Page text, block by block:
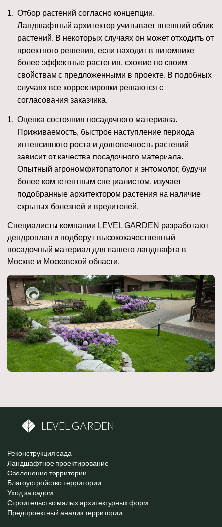
Отбор растений согласно концепции.
Ландшафтный архитектор учитывает внешний облик
растений. В некоторых случаях он может отходить от
проектного решения, если находит в питомнике
более эффектные растения. схожие по своим
свойствам с предложенными в проекте. В подобных
случаях все корректировки решаются с
согласования заказчика.
Оценка состояния посадочного материала.
Приживаемость, быстрое наступление периода
интенсивного роста и долговечность растений
зависит от качества посадочного материала.
Опытный агрономфитопатолог и энтомолог, будучи
более компетентным специалистом, изучает
подобранные архитектором растения на наличие
скрытых болезней и вредителей.
Специалисты компании LEVEL GARDEN разработают
дендроплан и подберут высококачественный
посадочный материал для вашего ландшафта в
Москве и Московской области.
LEVEL GARDEN
Реконструкция сада
Ландшафтное проектирование
Озеленение территории
Благоустройство территории
Уход за садом
Строительство малых архитектурных форм
Предпроектный анализ территории